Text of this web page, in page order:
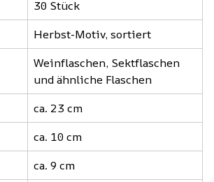
30 Stück
Herbst-Motiv, sortiert
Weinflaschen, Sektflaschen
und ähnliche Flaschen
ca. 23 cm
ca. 10 cm
ca. 9 cm